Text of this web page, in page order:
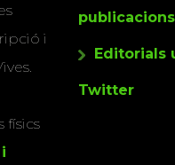
i
físics
publicacions
Editorials
Twitter